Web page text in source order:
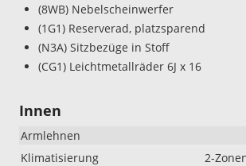
(8WB) Nebelscheinwerfer
(1G1) Reserverad, platzsparend
(N3A) Sitzbezüge in Stoff
(CG1) Leichtmetallräder 6J x 16
Innen
Armlehnen
Klimatisierung
2-